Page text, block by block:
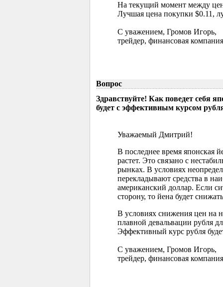
На текущий момент между
Лучшая цена покупки $0.11,
С уважением, Громов Игорь,
трейдер, финансовая
Вопрос
Здравствуйте! Как поведет себя
будет с эффективным курсом
Уважаемый Дмитрий!
В последнее время
растет. Это связано с
рынках. В условиях
перекладывают средства в
американский доллар. Если
сторону, то йена будет
В условиях снижения цен на
плавной девальвации рубля
Эффективный курс рубля
С уважением, Громов Игорь,
трейдер, финансовая